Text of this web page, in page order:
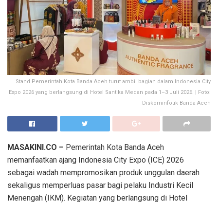
Stand Pemerintah Kota Banda Aceh turut ambil bagian dalam Indonesia City
Expo 2026 yang berlangsung di Hotel Santika Medan pada 1–3 Juli 2026. | Foto:
Diskominfotik Banda Aceh
MASAKINI.CO – Pemerintah Kota Banda Aceh
memanfaatkan ajang Indonesia City Expo (ICE) 2026
sebagai wadah mempromosikan produk unggulan daerah
sekaligus memperluas pasar bagi pelaku Industri Kecil
Menengah (IKM). Kegiatan yang berlangsung di Hotel